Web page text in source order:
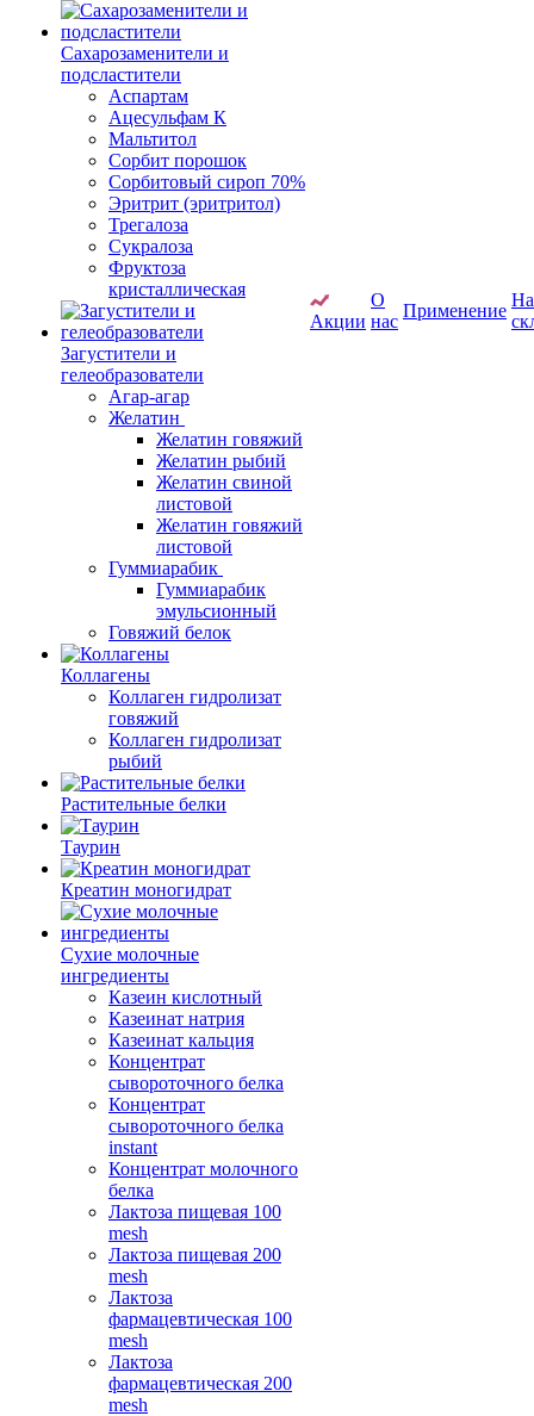
Сахарозаменители и
подсластители
Аспартам
Ацесульфам К
Мальтитол
Сорбит порошок
Сорбитовый сироп 70%
Эритрит (эритритол)
Трегалоза
Сукралоза
Фруктоза
кристаллическая
Загустители и
гелеобразователи
Агар-агар
Желатин
Желатин говяжий
Желатин рыбий
Желатин свиной
листовой
Желатин говяжий
листовой
Гуммиарабик
Гуммиарабик
эмульсионный
Говяжий белок
Коллагены
Коллаген гидролизат
говяжий
Коллаген гидролизат
рыбий
Растительные белки
Таурин
Креатин моногидрат
Сухие молочные
ингредиенты
Казеин кислотный
Казеинат натрия
Казеинат кальция
Концентрат
сывороточного белка
Концентрат
сывороточного белка
instant
Концентрат молочного
белка
Лактоза пищевая 100
mesh
Лактоза пищевая 200
mesh
Лактоза
фармацевтическая 100
mesh
Лактоза
фармацевтическая 200
mesh
Акции
О
нас
Применение